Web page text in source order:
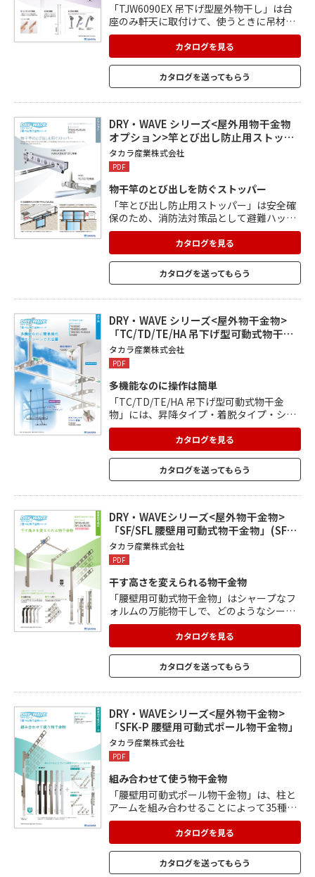
「TJW6090EX 吊下げ型屋外物干し」は台
座のみ軒天に取付けて、使うときに吊材を
着けて使用する物干金物です。 クイックロ
ック機構の採用で、より簡単にパイプの長
さの調節が可能。 利用シーンに合わせて、
高さを600～900mmで自由に調節ができま
す。 使わない時は吊材を外すこともでき、
カタログを見る
カタログを送ってもらう
DRY・WAVE シリーズ<屋外用物干金物
オプション>竿とび出し防止用ストッ…
タカラ産業株式会社
PDF
物干竿のとび出しを防ぐストッパー
「竿とび出し防止用ストッパー」は安全確
保のため、消防法対策品として避難ハッチ
への竿の干渉、給湯設備周りの空間確保に
おいて竿や洗濯物の干渉などを防止しま
す。 取付けたまま収納ができるタイプもあ
ります。 落下防止用の竿止めは直径φ22～3
2mmまで取付け可能。 手で締めつけるだ
バー付き。
カタログを見る
カタログを送ってもらう
DRY・WAVE シリーズ<屋外物干金物>
「TC/TD/TE/HA 吊下げ型可動式物干…
タカラ産業株式会社
PDF
多機能なのに操作は簡単
「TC/TD/TE/HA 吊下げ型可動式物干金
物」には、昇降タイプ・着脱タイプ・ショ
ートタイプ・固定タイプの4つのスタイル
があり、設置場所や用途に合わせて自由に
選ぶことができます。 昇降タイプはボタン
ひとつでアームの上下動が可能。 着脱タイ
プは必要のない時は簡単に取外しができ、
カタログを見る
カタログを送ってもらう
DRY・WAVEシリーズ<屋外物干金物>
「SF/SFL 腰壁用可動式物干金物」(SF…
タカラ産業株式会社
PDF
干す高さを変えられる物干金物
「腰壁用可動式物干金物」はシャープなフ
ォルムの万能物干しで、どのようなシーン
でも活用できます。 5色のカラーバリエー
ションがあり、ベランダの雰囲気、手すり
やサッシなどに合わせて選ぶことができま
す。 さまざまなベランダ広さに対応できる
よう、アーム長さは3種類をご用意。 竿の
カタログを見る
カタログを送ってもらう
DRY・WAVEシリーズ<屋外物干金物>
「SFK-P 腰壁用可動式ポール物干金物」
タカラ産業株式会社
PDF
組み合わせて使う物干金物
「腰壁用可動式ポール物干金物」は、柱と
アームを組み合わせることによって35種類
のバリエーションを実現。 アームの種類も
豊富に取り揃えており、ベランダの広さに
応じて物件ごとの対応が可能。 柱には4段
階スライド機能を搭載し、目安荷重は1セ
ットあたり30㎏。 アームの角度は斜上・水
カタログを見る
カタログを送ってもらう